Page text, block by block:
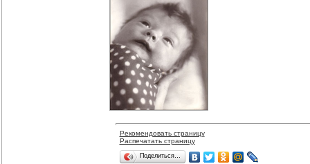
Рекомендовать страницу
Распечатать страницу
Поделиться…